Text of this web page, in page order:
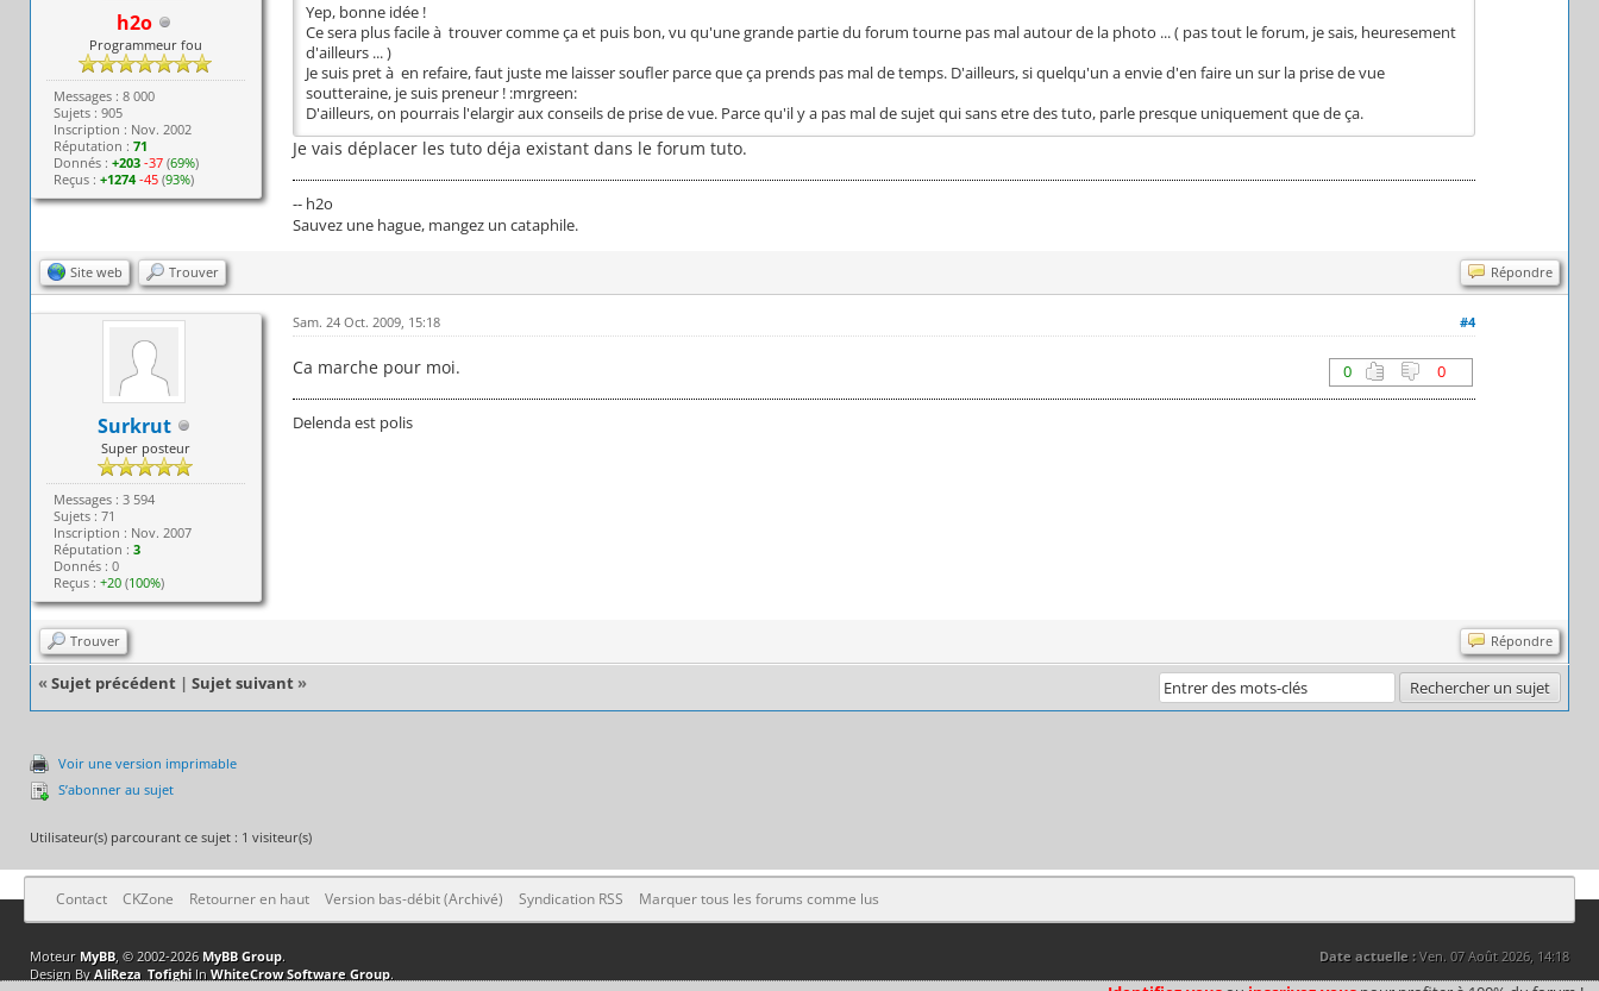
h2o
Programmeur fou
Messages : 8 000
Sujets : 905
Inscription : Nov. 2002
Réputation : 71
Donnés : +203 -37(69%)
Reçus : +1274 -45(93%)
Yep, bonne idée !
Ce sera plus facile à trouver comme ça et puis bon, vu qu'une grande partie du forum tourne pas mal autour de la photo ... ( pas tout le forum, je sais, heuresement
d'ailleurs ... )
Je suis pret à en refaire, faut juste me laisser soufler parce que ça prends pas mal de temps. D'ailleurs, si quelqu'un a envie d'en faire un sur la prise de vue
soutteraine, je suis preneur ! :mrgreen:
D'ailleurs, on pourrais l'elargir aux conseils de prise de vue. Parce qu'il y a pas mal de sujet qui sans etre des tuto, parle presque uniquement que de ça.
Je vais déplacer les tuto déja existant dans le forum tuto.
-- h2o
Sauvez une hague, mangez un cataphile.
Site web Trouver Répondre
Surkrut
Super posteur
Messages : 3 594
Sujets : 71
Inscription : Nov. 2007
Réputation : 3
Donnés : 0
Reçus : +20(100%)
#4
Sam. 24 Oct. 2009, 15:18
0 0
Ca marche pour moi.
Delenda est polis
Trouver Répondre
« Sujet précédent | Sujet suivant »
Voir une version imprimable
S’abonner au sujet
Utilisateur(s) parcourant ce sujet : 1 visiteur(s)
Contact CKZone Retourner en haut Version bas-débit (Archivé) Syndication RSS Marquer tous les forums comme lus
Date actuelle : Ven. 07 Août 2026, 14:18
Moteur MyBB, © 2002-2026 MyBB Group.
Design By AliReza_TofighiIn WhiteCrow Software Group.